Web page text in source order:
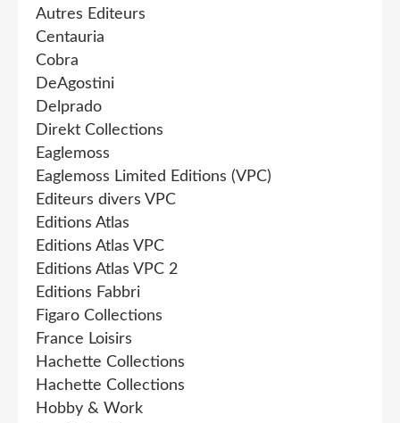
Autres Editeurs
Centauria
Cobra
DeAgostini
Delprado
Direkt Collections
Eaglemoss
Eaglemoss Limited Editions (VPC)
Editeurs divers VPC
Editions Atlas
Editions Atlas VPC
Editions Atlas VPC 2
Editions Fabbri
Figaro Collections
France Loisirs
Hachette Collections
Hachette Collections
Hobby & Work